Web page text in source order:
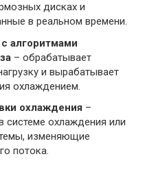
дисках и
в реальном времени.
алгоритмами
– обрабатывает
и вырабатывает
охлаждением.
охлаждения –
системе охлаждения или
изменяющие
потока.